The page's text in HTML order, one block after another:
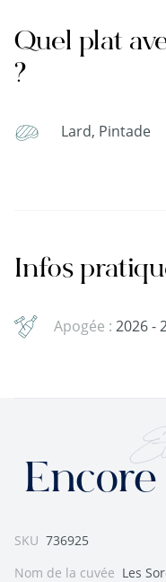
Quel plat
?
Lard, Pintade
Infos
Apogée : 2026 -
Et
SKU 736925
Nom de la cuvée Les